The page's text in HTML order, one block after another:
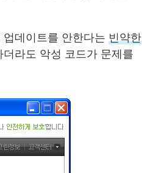
데이트를 안한다는 빈약한
라도 악성 코드가 문제를